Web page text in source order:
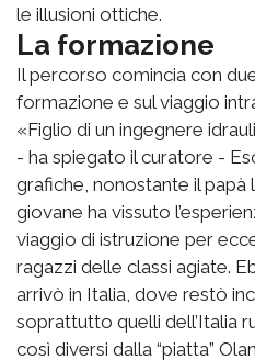
le illusioni ottiche.
La formazione
Il percorso comincia con
formazione e sul viaggio
«Figlio di un ingegnere
- ha spiegato il curatore -
grafiche, nonostante il
giovane ha vissuto
viaggio di istruzione per
ragazzi delle classi agiate.
arrivò in Italia, dove restò
soprattutto quelli dell’Italia
così diversi dalla “piatta”